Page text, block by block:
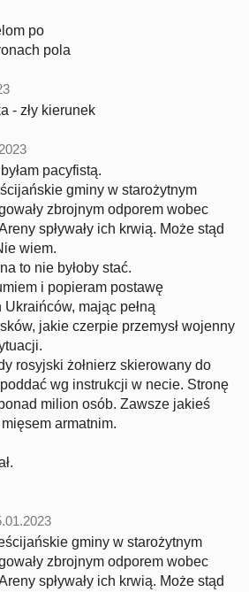
po
pola
- zły kierunek
pacyfistą.
gminy w starożytnym
zbrojnym odporem wobec
spływały ich krwią. Może stąd
wiem.
to nie byłoby stać.
i popieram postawę
mając pełną
jakie czerpie przemysł wojenny
rosyjski żołnierz skierowany do
wg instrukcji w necie. Stronę
milion osób. Zawsze jakieś
armatnim.
gminy w starożytnym
zbrojnym odporem wobec
spływały ich krwią. Może stąd